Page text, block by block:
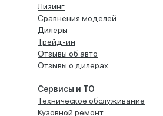
Лизинг
Сравнения моделей
Дилеры
Трейд-ин
Отзывы об авто
Отзывы о дилерах
Сервисы и ТО
Техническое обслуживание
Кузовной ремонт